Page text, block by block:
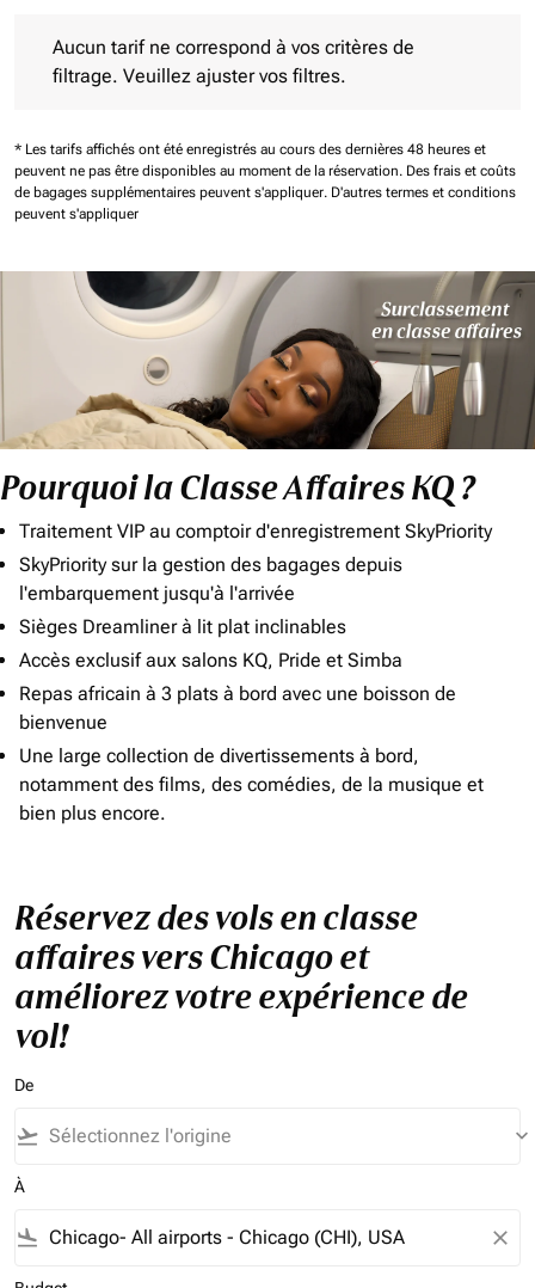
Aucun tarif ne correspond à vos critères de
filtrage. Veuillez ajuster vos filtres.
* Les tarifs affichés ont été enregistrés au cours des dernières 48 heures et
peuvent ne pas être disponibles au moment de la réservation. Des frais et coûts
de bagages supplémentaires peuvent s'appliquer. D'autres termes et conditions
peuvent s'appliquer
Pourquoi la Classe Affaires KQ ?
Traitement VIP au comptoir d'enregistrement SkyPriority
SkyPriority sur la gestion des bagages depuis
l'embarquement jusqu'à l'arrivée
Sièges Dreamliner à lit plat inclinables
Accès exclusif aux salons KQ, Pride et Simba
Repas africain à 3 plats à bord avec une boisson de
bienvenue
Une large collection de divertissements à bord,
notamment des films, des comédies, de la musique et
bien plus encore.
Réservez des vols en classe
affaires vers Chicago et
améliorez votre expérience de
vol!
De
flight_takeoff keyboard_arrow_down
À
flight_land close